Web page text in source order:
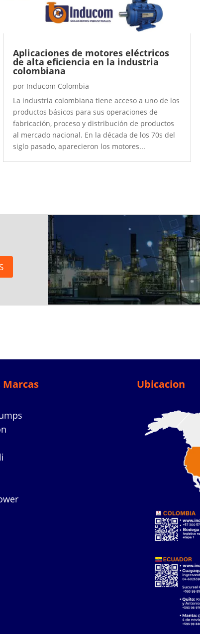
Aplicaciones de motores eléctricos
de alta eficiencia en la industria
colombiana
por Inducom Colombia
La industria colombiana tiene acceso a uno de los
productos básicos para sus operaciones de
fabricación, proceso y distribución de productos
al mercado nacional. En la década de los 70s del
siglo pasado, aparecieron los motores...
Ubicacion